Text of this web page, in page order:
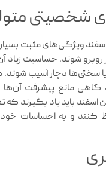
شخصیتی
ویژگی‌های مثبت
روبرو شوند. حساسیت
یا سختی‌ها دچار آسیب شوند.
گاهی مانع پیشرفت آن‌ها
باید یاد بگیرند که
کنند و به احساسات خود